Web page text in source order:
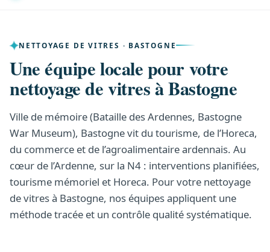
NETTOYAGE DE VITRES · BASTOGNE
Une équipe locale pour votre
nettoyage de vitres à Bastogne
Ville de mémoire (Bataille des Ardennes, Bastogne
War Museum), Bastogne vit du tourisme, de l’Horeca,
du commerce et de l’agroalimentaire ardennais. Au
cœur de l’Ardenne, sur la N4 : interventions planifiées,
tourisme mémoriel et Horeca. Pour votre nettoyage
de vitres à Bastogne, nos équipes appliquent une
méthode tracée et un contrôle qualité systématique.